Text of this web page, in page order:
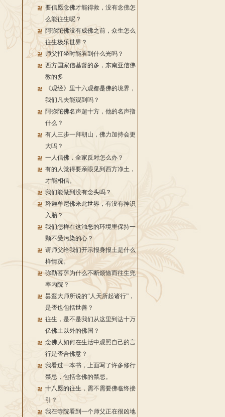
要信愿念佛才能得救，没有念佛怎
么能往生呢？
阿弥陀佛没有成佛之前，众生怎么
往生极乐世界？
师父打坐时能看到什么光吗？
西方国家信基督的多，东南亚信佛
教的多
《观经》里十六观都是佛的境界，
我们凡夫能观到吗？
阿弥陀佛名声超十方，他的名声指
什么？
有人三步一拜朝山，佛力加持会更
大吗？
一人信佛，全家反对怎么办？
有的人觉得要亲眼见到西方净土，
才能相信。
我们能做到没有念头吗？
释迦牟尼佛来此世界，有没有神识
入胎？
我们怎样在这浊恶的环境里保持一
颗不受污染的心？
请师父给我们开示报身报土是什么
样情况。
弥勒菩萨为什么不断烦恼而往生兜
率内院？
昙鸾大师所说的“人天所起诸行”，
是否也包括世善？
往生，是不是我们从这里到达十万
亿佛土以外的佛国？
念佛人如何在生活中观照自己的言
行是否合佛意？
我看过一本书，上面写了许多修行
禁忌，包括念佛的禁忌。
十八愿的往生，需不需要佛临终接
引？
我在寺院看到一个师父正在很凶地